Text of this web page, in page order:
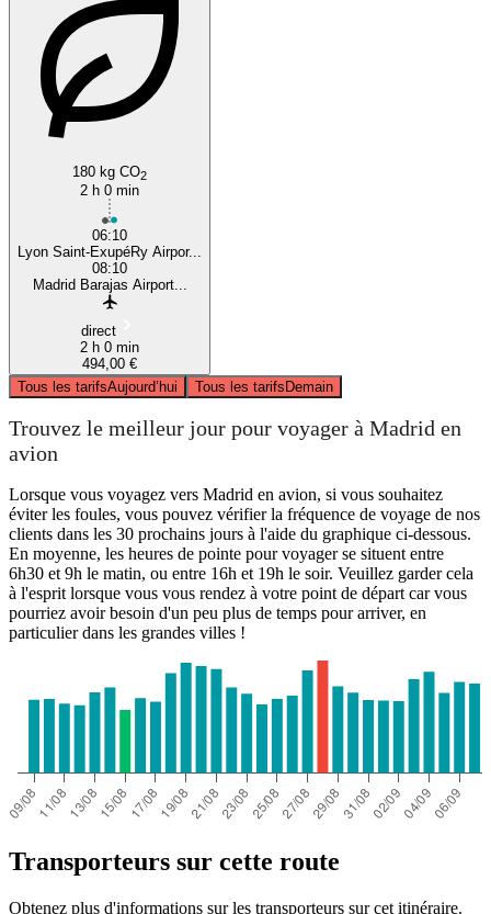
180 kg CO2
2 h 0 min
06:10
Lyon Saint-ExupéRy Airpor...
08:10
Madrid Barajas Airport...
direct
2 h 0 min
494,00 €
Tous les tarifsAujourd’hui Tous les tarifsDemain
Trouvez le meilleur jour pour voyager à Madrid en
avion
Lorsque vous voyagez vers Madrid en avion, si vous souhaitez
éviter les foules, vous pouvez vérifier la fréquence de voyage de nos
clients dans les 30 prochains jours à l'aide du graphique ci-dessous.
En moyenne, les heures de pointe pour voyager se situent entre
6h30 et 9h le matin, ou entre 16h et 19h le soir. Veuillez garder cela
à l'esprit lorsque vous vous rendez à votre point de départ car vous
pourriez avoir besoin d'un peu plus de temps pour arriver, en
particulier dans les grandes villes !
Transporteurs sur cette route
Obtenez plus d'informations sur les transporteurs sur cet itinéraire.